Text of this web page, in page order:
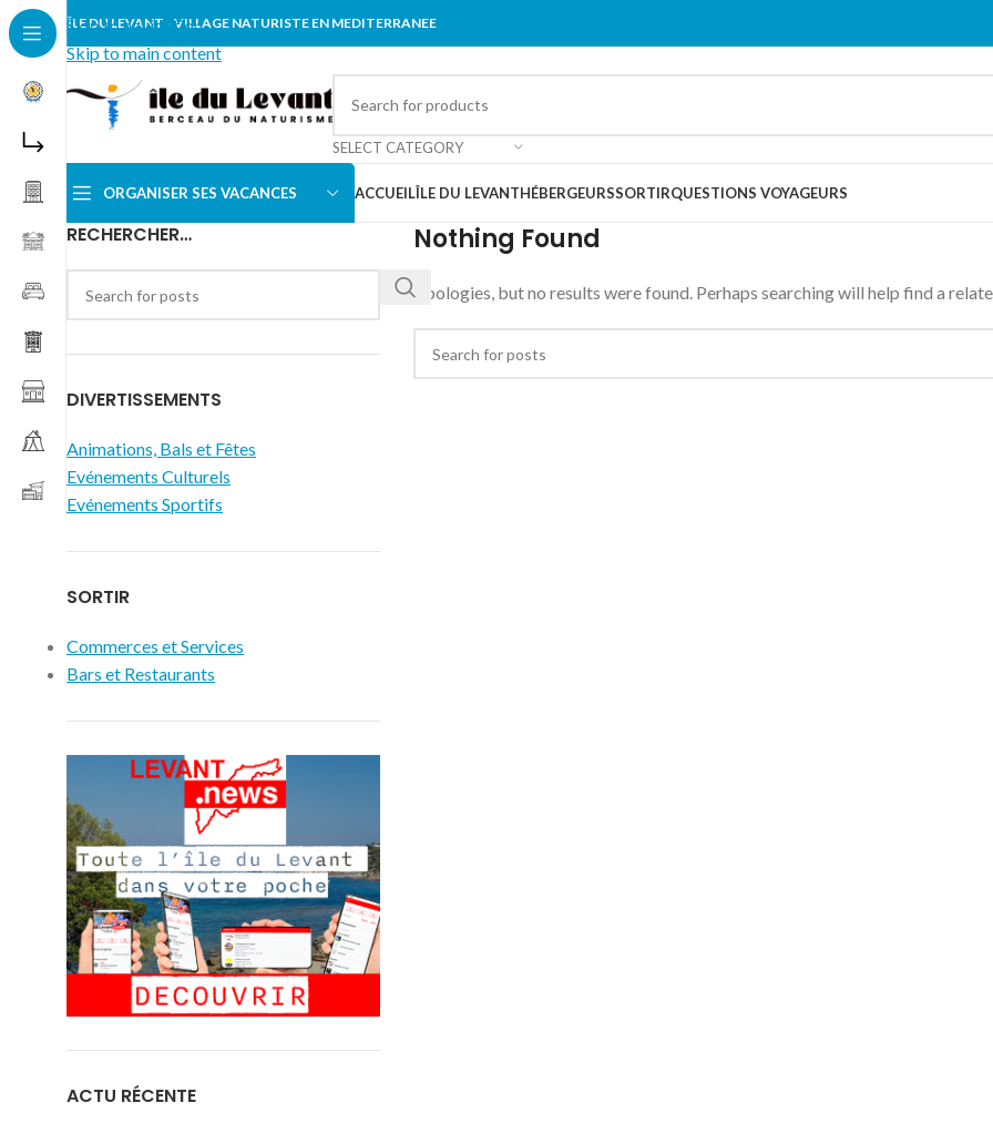
Skip to navigation
Skip to main content
ÎLE DU LEVANT - VILLAGE NATURISTE EN MEDITERRANEE
SELECT CATEGORY
ORGANISER SES VACANCES ACCUEILÎLE DU LEVANTHÉBERGEURSSORTIRQUESTIONS VOYAGEURS
RECHERCHER…
DIVERTISSEMENTS
Animations, Bals et Fêtes
Evénements Culturels
Evénements Sportifs
SORTIR
Commerces et Services
Bars et Restaurants
ACTU RÉCENTE
Nothing Found
Apologies, but no results were found. Perhaps searching will help find a